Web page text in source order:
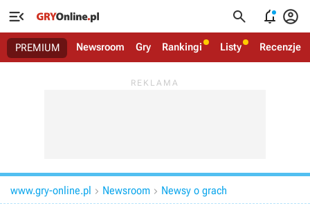
   
PREMIUM Newsroom Gry Rankingi Listy Recenzje
www.gry-online.pl  Newsroom  Newsy o grach